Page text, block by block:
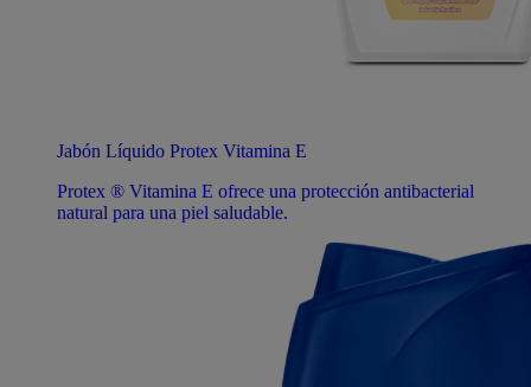
Jabón Líquido Protex Vitamina E
Protex ® Vitamina E ofrece una protección antibacterial
natural para una piel saludable.